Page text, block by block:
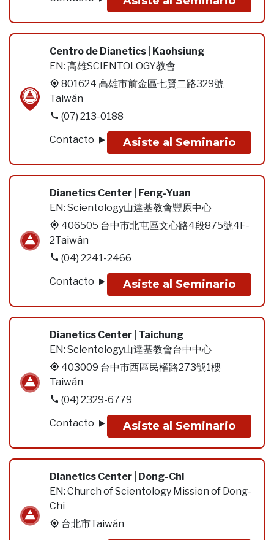
Centro de Dianetics | Kaohsiung
EN: 高雄SCIENTOLOGY教會
801624 高雄市前金區七賢二路329號
Taiwán
(07) 213-0188
Contacto
Asiste al Seminario
Dianetics Center | Feng-Yuan
EN: Scientology山達基教會豐原中心
406505 台中市北屯區文心路4段875號4F-
2Taiwán
(04) 2241-2466
Contacto
Asiste al Seminario
Dianetics Center | Taichung
EN: Scientology山達基教會台中中心
403009 台中市西區民權路273號1樓
Taiwán
(04) 2329-6779
Contacto
Asiste al Seminario
Dianetics Center | Dong-Chi
EN: Church of Scientology Mission of Dong-
Chi
台北市Taiwán